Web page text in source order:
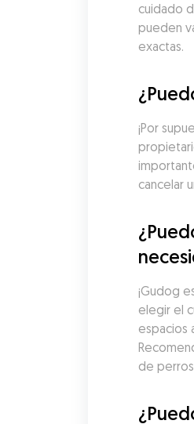
cuidado
pueden
exactas.
¡Por
cancelar
¡Gudog
elegir el
espacios
de